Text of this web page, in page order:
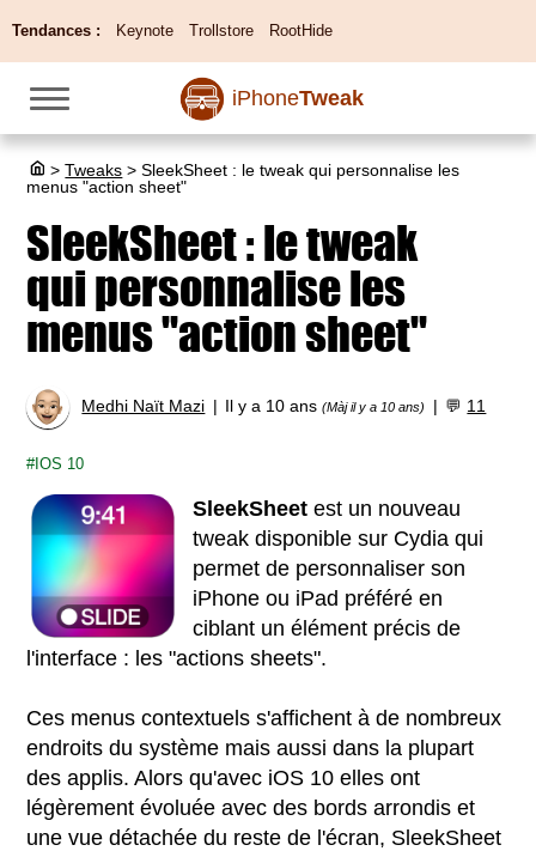
Tendances : Keynote Trollstore RootHide
iPhoneTweak
> Tweaks > SleekSheet : le tweak qui personnalise les
menus "action sheet"
SleekSheet : le tweak
qui personnalise les
menus "action sheet"
Medhi Naït Mazi Il y a 10 ans(Màj il y a 10 ans) 💬 11
IOS 10
SleekSheet est un nouveau
tweak disponible sur Cydia qui
permet de personnaliser son
iPhone ou iPad préféré en
ciblant un élément précis de
l'interface : les "actions sheets".
Ces menus contextuels s'affichent à de nombreux
endroits du système mais aussi dans la plupart
des applis. Alors qu'avec iOS 10 elles ont
légèrement évoluée avec des bords arrondis et
une vue détachée du reste de l'écran, SleekSheet